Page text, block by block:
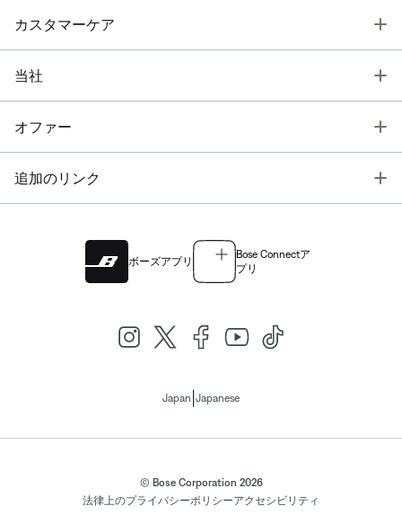
カスタマーケア
当社
オファー
追加のリンク
ボーズアプリ
Bose Connectア
プリ
Japan Japanese
© Bose Corporation 2026
法律上のプライバシーポリシーアクセシビリティ